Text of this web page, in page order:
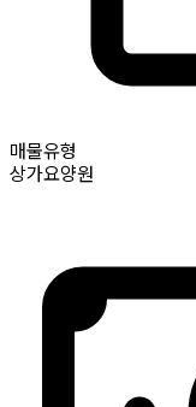
매물유형
상가요양원